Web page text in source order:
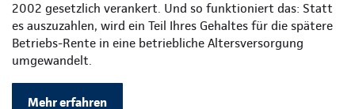
2002 gesetzlich verankert. Und so funktioniert das: Statt
es auszuzahlen, wird ein Teil Ihres Gehaltes für die spätere
Betriebs-Rente in eine betriebliche Altersversorgung
umgewandelt.
Mehr erfahren